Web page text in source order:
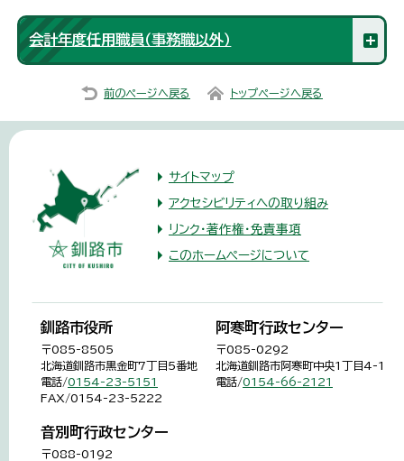
会計年度任用職員（事務職以外）
前のページへ戻る トップページへ戻る
サイトマップ
アクセシビリティへの取り組み
リンク・著作権・免責事項
このホームページについて
釧路市役所
〒085-8505
北海道釧路市黒金町7丁目5番地
電話/0154-23-5151
FAX/0154-23-5222
阿寒町行政センター
〒085-0292
北海道釧路市阿寒町中央1丁目4-1
電話/0154-66-2121
音別町行政センター
〒088-0192